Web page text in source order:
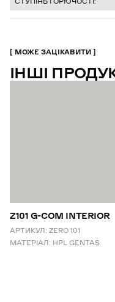
МОЖЕ ЗАЦІКАВИТИ
ІНШІ
Z101 G-COM INTERIOR
АРТИКУЛ: ZERO 101
МАТЕРІАЛ: HPL GENTAŞ